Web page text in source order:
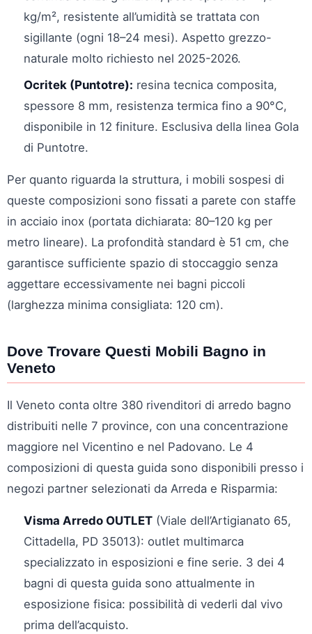
kg/m², resistente all’umidità se trattata con
sigillante (ogni 18–24 mesi). Aspetto grezzo-
naturale molto richiesto nel 2025-2026.
Ocritek (Puntotre): resina tecnica composita,
spessore 8 mm, resistenza termica fino a 90°C,
disponibile in 12 finiture. Esclusiva della linea Gola
di Puntotre.
Per quanto riguarda la struttura, i mobili sospesi di
queste composizioni sono fissati a parete con staffe
in acciaio inox (portata dichiarata: 80–120 kg per
metro lineare). La profondità standard è 51 cm, che
garantisce sufficiente spazio di stoccaggio senza
aggettare eccessivamente nei bagni piccoli
(larghezza minima consigliata: 120 cm).
Dove Trovare Questi Mobili Bagno in
Veneto
Il Veneto conta oltre 380 rivenditori di arredo bagno
distribuiti nelle 7 province, con una concentrazione
maggiore nel Vicentino e nel Padovano. Le 4
composizioni di questa guida sono disponibili presso i
negozi partner selezionati da Arreda e Risparmia:
Visma Arredo OUTLET (Viale dell’Artigianato 65,
Cittadella, PD 35013): outlet multimarca
specializzato in esposizioni e fine serie. 3 dei 4
bagni di questa guida sono attualmente in
esposizione fisica: possibilità di vederli dal vivo
prima dell’acquisto.